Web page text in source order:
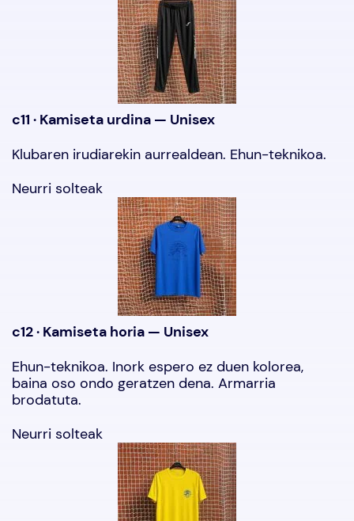
c11 · Kamiseta urdina — Unisex
Klubaren irudiarekin aurrealdean. Ehun-teknikoa.
Neurri solteak
c12 · Kamiseta horia — Unisex
Ehun-teknikoa. Inork espero ez duen kolorea,
baina oso ondo geratzen dena. Armarria
brodatuta.
Neurri solteak